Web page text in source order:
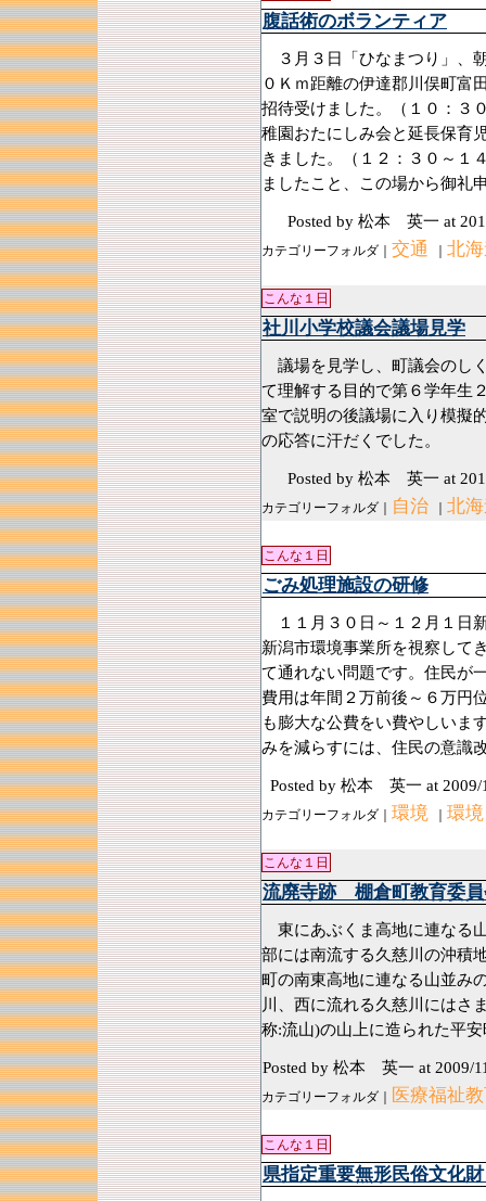
腹話術のボランティア
３月３日「ひなまつり」、
０Ｋｍ距離の伊達郡川俣町富
招待受けました。（１０：
稚園おたにしみ会と延長保育
きました。（１２：３０～
ましたこと、この場から御
Posted by 松本 英一 at
カテゴリーフォルダ｜ 交通 北
こんな１日
社川小学校議会議場見学
議場を見学し、町議会のし
て理解する目的で第６学年生
室で説明の後議場に入り模
の応答に汗だくでした。
Posted by 松本 英一 at
カテゴリーフォルダ｜ 自治 北
こんな１日
ごみ処理施設の研修
１１月３０日～１２月１日
新潟市環境事業所を視察し
て通れない問題です。住民が
費用は年間２万前後～６万
も膨大な公費をい費やしいま
みを減らすには、住民の意識
Posted by 松本 英一 at
カテゴリーフォルダ｜ 環境 環
こんな１日
流廃寺跡 棚倉町教育委員
東にあぶくま高地に連なる
部には南流する久慈川の沖積
町の南東高地に連なる山並み
川、西に流れる久慈川にはさ
称:流山)の山上に造られた平
Posted by 松本 英一 at 2009/
カテゴリーフォルダ｜ 医療福祉
こんな１日
県指定重要無形民俗文化